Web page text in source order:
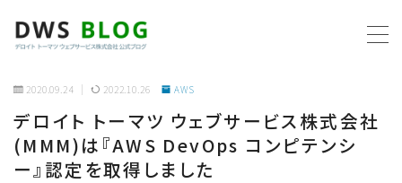
ホーム
AWS
2020.09.24 2022.10.26 AWS
デロイト トーマツ ウェブサービス株式会社
(MMM)は『AWS DevOps コンピテンシ
ー』認定を取得しました